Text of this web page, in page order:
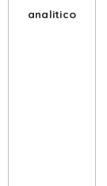
analitico